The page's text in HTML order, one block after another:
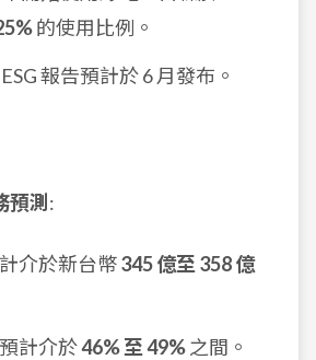
的使用比例。
報告預計於 6 月發布。
預測 :
介於新台幣345 億至 358 億
計介於46% 至 49%之間。